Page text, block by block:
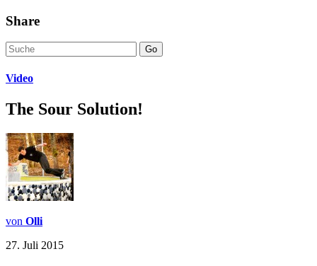
Share
Go
Video
The Sour Solution!
von Olli
27. Juli 2015